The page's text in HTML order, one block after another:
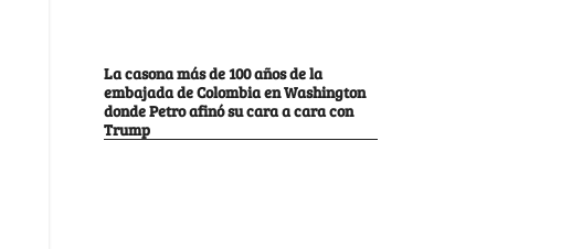
La casona más de 100 años de la
embajada de Colombia en Washington
donde Petro afinó su cara a cara con
Trump